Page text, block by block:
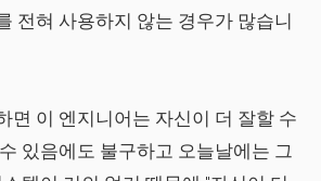
전혀 사용하지 않는 경우가 많습니
면 이 엔지니어는 자신이 더 잘할 수
있음에도 불구하고 오늘날에는 그